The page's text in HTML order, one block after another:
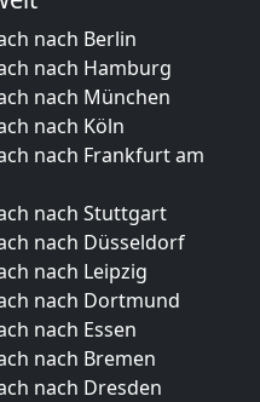
nach Berlin
nach Hamburg
nach München
nach Köln
nach Frankfurt am
nach Stuttgart
nach Düsseldorf
nach Leipzig
nach Dortmund
nach Essen
nach Bremen
nach Dresden